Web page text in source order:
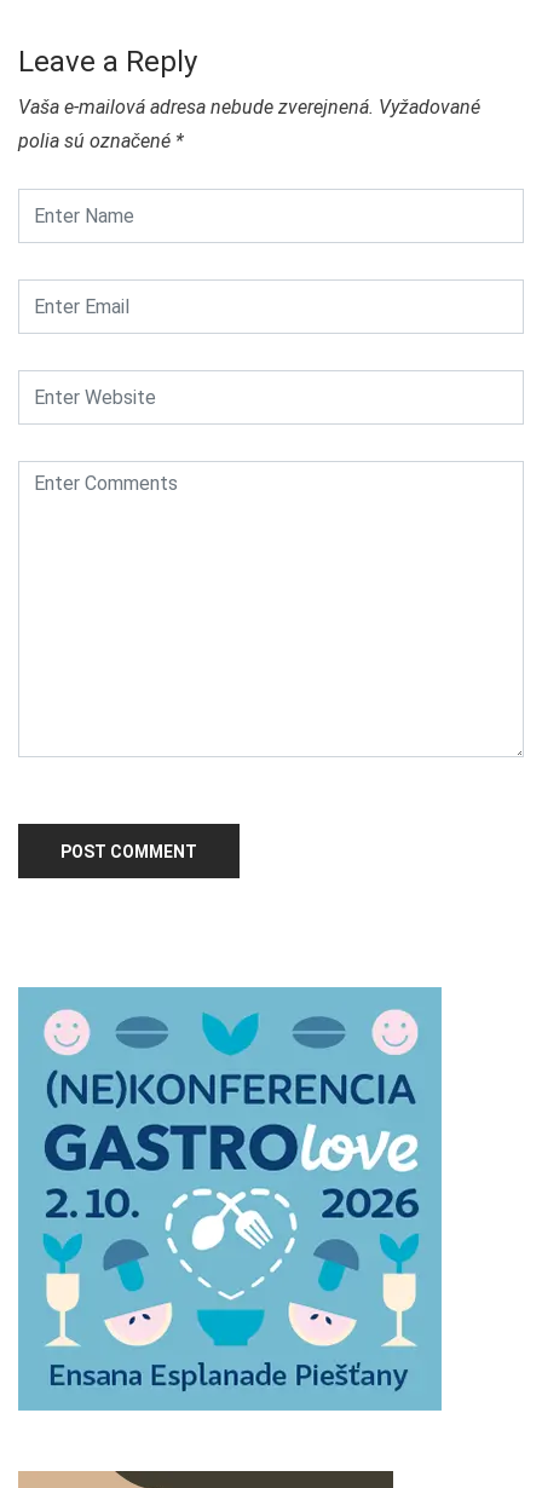
Leave a Reply
Vaša e-mailová adresa nebude zverejnená. Vyžadované
polia sú označené *